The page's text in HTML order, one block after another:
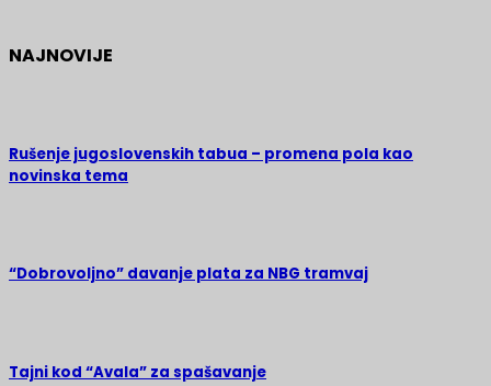
NAJNOVIJE
Rušenje jugoslovenskih tabua – promena pola kao
novinska tema
“Dobrovoljno” davanje plata za NBG tramvaj
Tajni kod “Avala” za spašavanje